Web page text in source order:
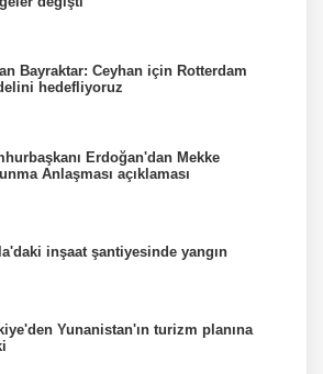
Bayraktar: Ceyhan için Rotterdam
hedefliyoruz
Erdoğan'dan Mekke
Anlaşması açıklaması
inşaat şantiyesinde yangın
Yunanistan'ın turizm planına